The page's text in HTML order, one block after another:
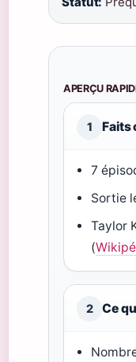
APERÇU
1 Faits
7
Sortie
Taylor
(
2 Ce